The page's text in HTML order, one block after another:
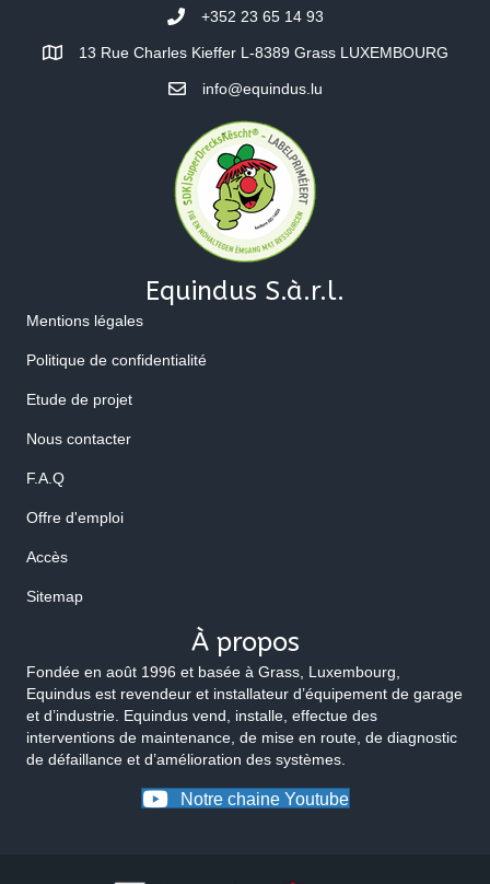
+352 23 65 14 93
13 Rue Charles Kieffer L-8389 Grass LUXEMBOURG
info@equindus.lu
Equindus S.à.r.l.
Mentions légales
Politique de confidentialité
Etude de projet
Nous contacter
F.A.Q
Offre d'emploi
Accès
Sitemap
À propos
Fondée en août 1996 et basée à Grass, Luxembourg,
Equindus est revendeur et installateur d’équipement de garage
et d’industrie. Equindus vend, installe, effectue des
interventions de maintenance, de mise en route, de diagnostic
de défaillance et d’amélioration des systèmes.
Notre chaine Youtube